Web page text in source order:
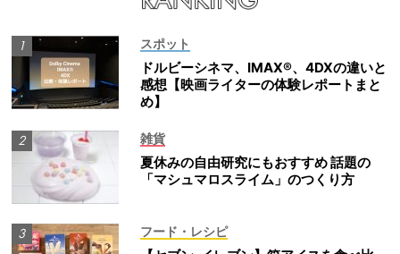
スポット
ドルビーシネマ、IMAX®、4DXの違いと
感想【映画ライターの体験レポートまと
め】
雑貨
夏休みの自由研究にもおすすめ 話題の
「マシュマロスライム」のつくり方
フード・レシピ